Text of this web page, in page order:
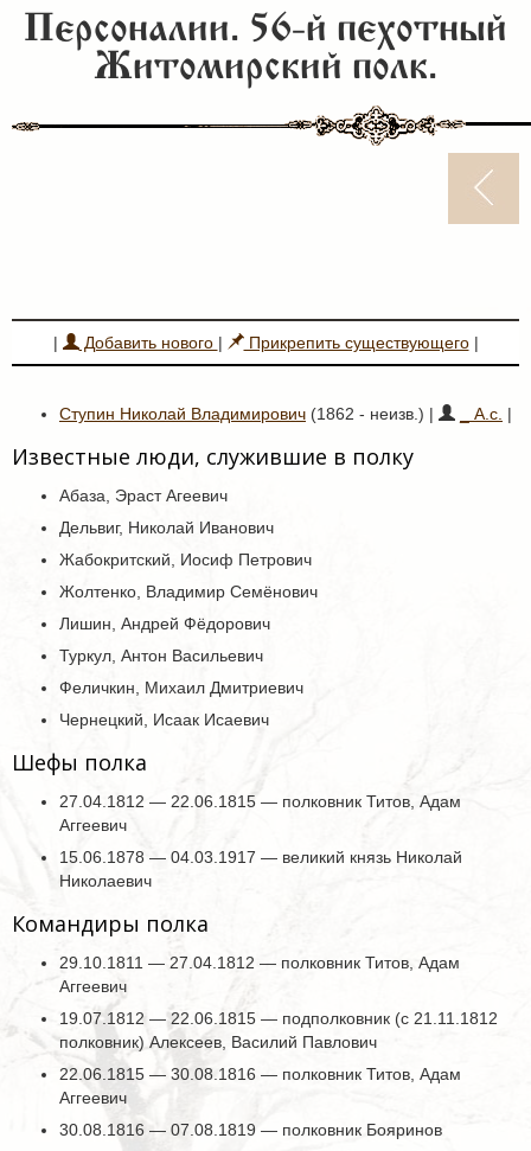
Персоналии. 56-й пехотный
Житомирский полк.
| Добавить нового | Прикрепить существующего|
Ступин Николай Владимирович (1862 - неизв.) | _ А.с. |
Известные люди, служившие в полку
Абаза, Эраст Агеевич
Дельвиг, Николай Иванович
Жабокритский, Иосиф Петрович
Жолтенко, Владимир Семёнович
Лишин, Андрей Фёдорович
Туркул, Антон Васильевич
Феличкин, Михаил Дмитриевич
Чернецкий, Исаак Исаевич
Шефы полка
27.04.1812 — 22.06.1815 — полковник Титов, Адам
Аггеевич
15.06.1878 — 04.03.1917 — великий князь Николай
Николаевич
Командиры полка
29.10.1811 — 27.04.1812 — полковник Титов, Адам
Аггеевич
19.07.1812 — 22.06.1815 — подполковник (с 21.11.1812
полковник) Алексеев, Василий Павлович
22.06.1815 — 30.08.1816 — полковник Титов, Адам
Аггеевич
30.08.1816 — 07.08.1819 — полковник Бояринов